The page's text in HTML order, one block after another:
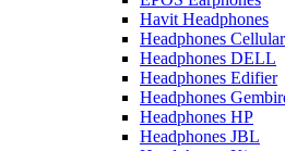
Havit Headphones
Headphones Cellular
Headphones DELL
Headphones Edifier
Headphones
Headphones HP
Headphones JBL